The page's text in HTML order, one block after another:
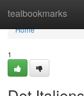
tealbookmarks
Home
Home
1